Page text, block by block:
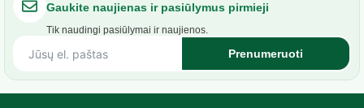
Gaukite naujienas ir pasiūlymus pirmieji
Tik naudingi pasiūlymai ir naujienos.
Prenumeruoti